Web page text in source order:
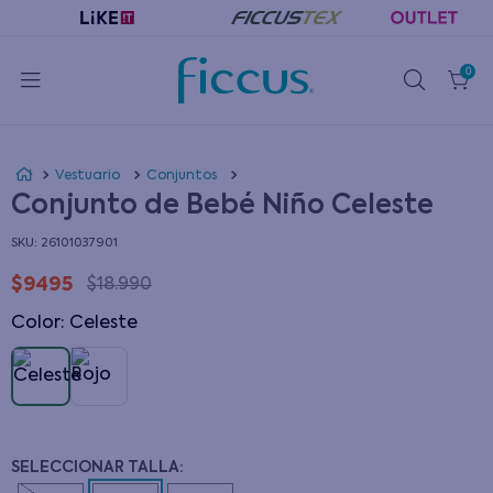
0
Vestuario Conjuntos
Conjunto de Bebé Niño Celeste
: 26101037901
$9495 $18.990
Color: celeste